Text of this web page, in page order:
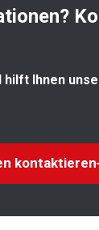
hilft Ihnen
kontaktieren